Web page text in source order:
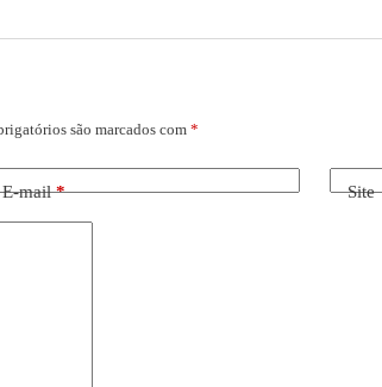
são marcados com *
E-mail* Site